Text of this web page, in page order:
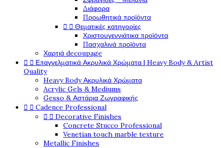
Διάφορα
Προωθητικά προϊόντα
  Θεματικές κατηγορίες
Χριστουγεννιάτικα προϊόντα
Πασχαλινά προϊόντα
Χαρτιά decoupage
  Επαγγελματικά Ακρυλικά Χρώματα | Heavy Body & Artist
Quality
Heavy Body Ακρυλικά Χρώματα
Acrylic Gels & Mediums
Gesso & Αστάρια Ζωγραφικής
  Cadence Professional
  Decorative Finishes
Concrete Stucco Professional
Venetian touch marble texture
Metallic Finishes